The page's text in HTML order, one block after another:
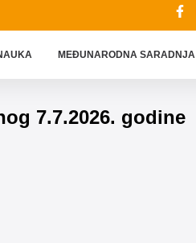
MEÐUNARODNA SARADNJA
7.7.2026. godine